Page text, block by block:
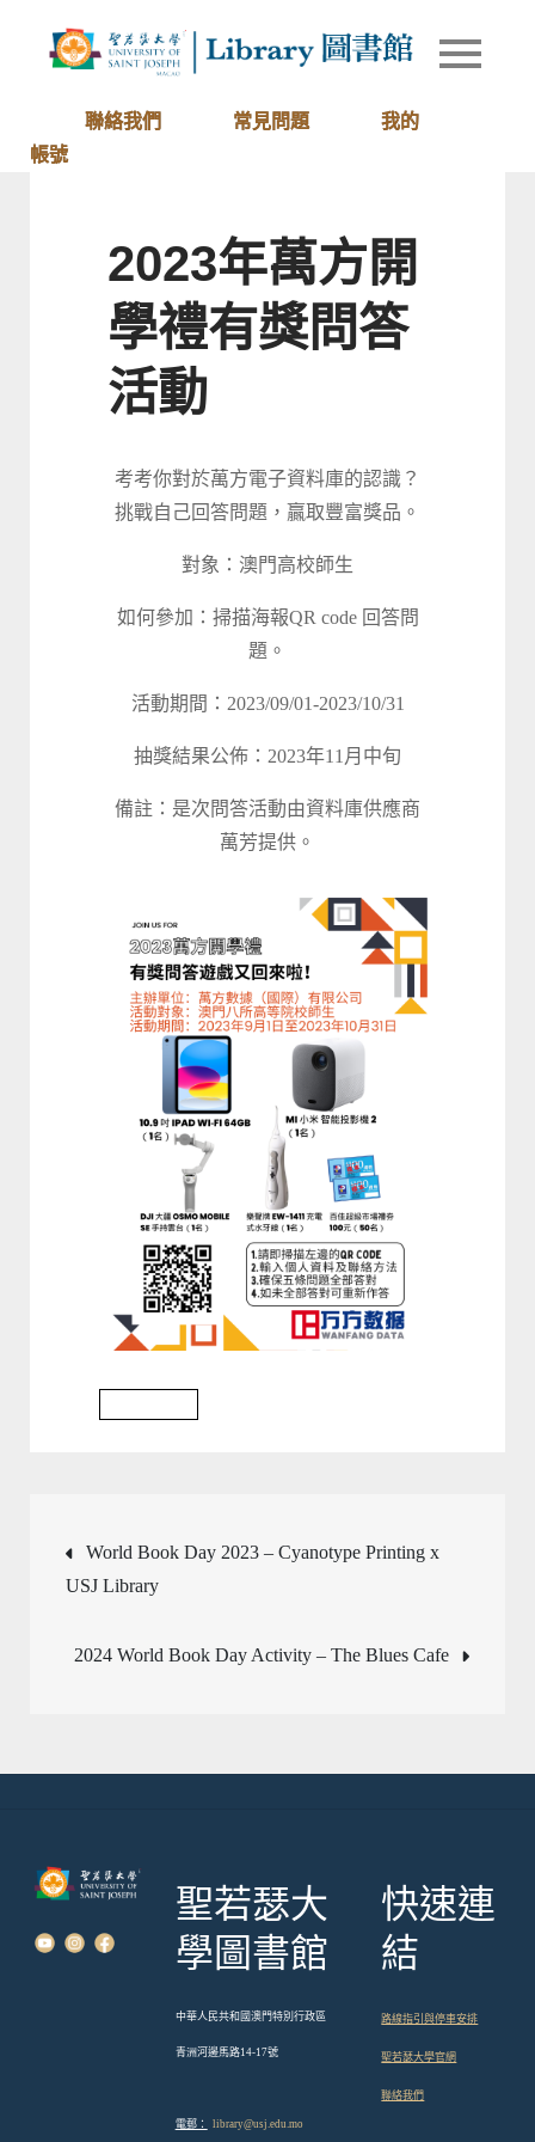
圖書館
Library of
聯絡我們 常見問題
我的
帳號
2023年萬方開
學禮有獎問答
活動
考考你對於萬方電子資料庫的認識？
挑戰自己回答問題，贏取豐富獎品。
對象：澳門高校師生
如何參加：掃描海報QR code 回答問
題。
活動期間：2023/09/01-2023/10/31
抽獎結果公佈：2023年11月中旬
備註：是次問答活動由資料庫供應商
萬芳提供。
文
導
World Book Day 2023 – Cyanotype Printing x
USJ Library
2024 World Book Day Activity – The Blues Cafe
聖若瑟大
學圖書館
中華人民共和國澳門特別行政區
青洲河邊馬路14-17號
電郵： library@usj.edu.mo
快速連
結
路線指引與停車安排
聖若瑟大學官網
聯絡我們